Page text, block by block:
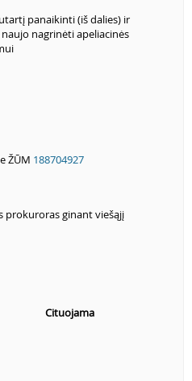
panaikinti (iš dalies) ir
nagrinėti apeliacinės
ŽŪM 188704927
prokuroras ginant viešąjį
Cituojama